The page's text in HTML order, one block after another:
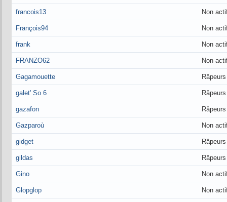
francois13 Non
François94 Non
frank Non
FRANZO62 Non
Gagamouette
galet' So 6
gazafon
Gazparoù Non
gidget
gildas
Gino Non
Glopglop Non